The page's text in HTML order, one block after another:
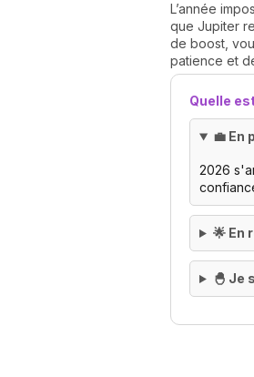
L’année
que Jupiter
de boost,
patience et
Quelle
💼 En
2026
🌟 En
🐣 Je